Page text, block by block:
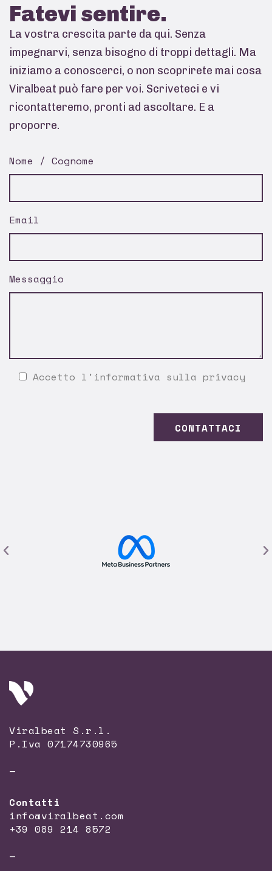
Fatevi sentire.
La vostra crescita parte da qui. Senza
impegnarvi, senza bisogno di troppi dettagli. Ma
iniziamo a conoscerci, o non scoprirete mai cosa
Viralbeat può fare per voi. Scriveteci e vi
ricontatteremo, pronti ad ascoltare. E a
proporre.
Nome / Cognome
Email
Messaggio
Accetto l' informativa sulla privacy
Viralbeat S.r.l.
P.Iva 07174730965
—
Contatti
info@viralbeat.com
+39 089 214 8572
—